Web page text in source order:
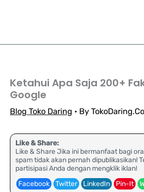
Ketahui Apa Saja 200+
Google
Blog Toko Daring • By
Like & Share:
Like & Share Jika ini bermanfaat bagi
spam tidak akan pernah dipublikasikan!
partisipasi Anda dengan mengklik iklan!
Facebook
Twitter LinkedIn Pin-It